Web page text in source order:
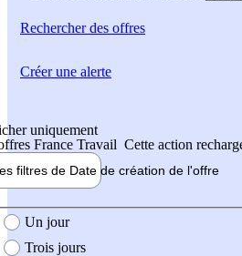
Rechercherdes offres
uniquement
France Travail Cette action
filtres de Date de création de l'offre
création de l'offre
Un jour
Trois jours
Créer une alerte